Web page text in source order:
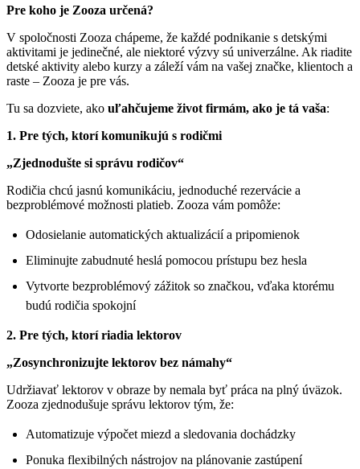
Pre koho je Zooza určená?
V spoločnosti Zooza chápeme, že každé podnikanie s detskými
aktivitami je jedinečné, ale niektoré výzvy sú univerzálne. Ak riadite
detské aktivity alebo kurzy a záleží vám na vašej značke, klientoch a
raste – Zooza je pre vás.
Tu sa dozviete, ako uľahčujeme život firmám, ako je tá vaša:
1. Pre tých, ktorí komunikujú s rodičmi
„Zjednodušte si správu rodičov“
Rodičia chcú jasnú komunikáciu, jednoduché rezervácie a
bezproblémové možnosti platieb. Zooza vám pomôže:
Odosielanie automatických aktualizácií a pripomienok
Eliminujte zabudnuté heslá pomocou prístupu bez hesla
Vytvorte bezproblémový zážitok so značkou, vďaka ktorému
budú rodičia spokojní
2. Pre tých, ktorí riadia lektorov
„Zosynchronizujte lektorov bez námahy“
Udržiavať lektorov v obraze by nemala byť práca na plný úväzok.
Zooza zjednodušuje správu lektorov tým, že:
Automatizuje výpočet miezd a sledovania dochádzky
Ponuka flexibilných nástrojov na plánovanie zastúpení